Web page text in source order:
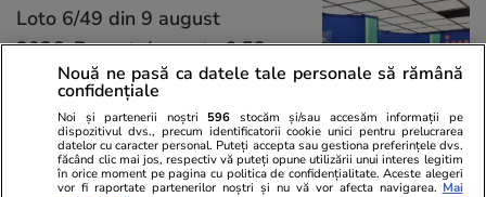
Loto 6/49 din 9 august
2026. Report de peste 9,53
milioane de euro la 6/49,
categoria I
Nouă ne pasă ca datele tale personale să rămână
confidențiale
Noi și partenerii noștri 596 stocăm și/sau accesăm informații pe
dispozitivul dvs., precum identificatorii cookie unici pentru prelucrarea
datelor cu caracter personal. Puteți accepta sau gestiona preferințele dvs.
făcând clic mai jos, respectiv vă puteți opune utilizării unui interes legitim
în orice moment pe pagina cu politica de confidențialitate. Aceste alegeri
vor fi raportate partenerilor noștri și nu vă vor afecta navigarea. Mai